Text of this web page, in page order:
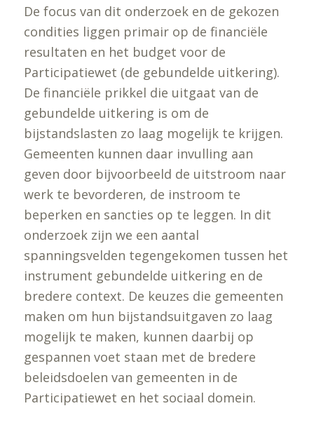
De focus van dit onderzoek en de gekozen
condities liggen primair op de financiële
resultaten en het budget voor de
Participatiewet (de gebundelde uitkering).
De financiële prikkel die uitgaat van de
gebundelde uitkering is om de
bijstandslasten zo laag mogelijk te krijgen.
Gemeenten kunnen daar invulling aan
geven door bijvoorbeeld de uitstroom naar
werk te bevorderen, de instroom te
beperken en sancties op te leggen. In dit
onderzoek zijn we een aantal
spanningsvelden tegengekomen tussen het
instrument gebundelde uitkering en de
bredere context. De keuzes die gemeenten
maken om hun bijstandsuitgaven zo laag
mogelijk te maken, kunnen daarbij op
gespannen voet staan met de bredere
beleidsdoelen van gemeenten in de
Participatiewet en het sociaal domein.